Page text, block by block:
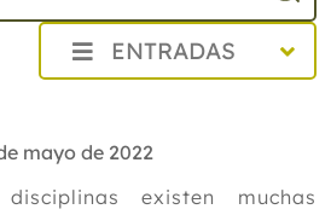
ENTRADAS
mayo de 2022
existen muchas